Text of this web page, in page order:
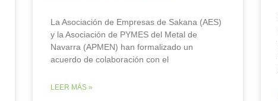
La Asociación de Empresas de Sakana (AES)
y la Asociación de PYMES del Metal de
Navarra (APMEN) han formalizado un
acuerdo de colaboración con el
LEER MÁS »